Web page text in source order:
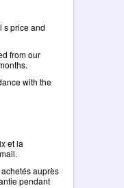
s price and
from our
with the
et la
auprès
pendant